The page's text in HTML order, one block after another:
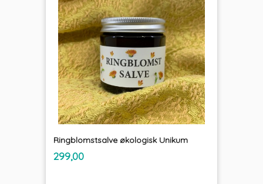
Ringblomstsalve økologisk Unikum
Pris
299,00mva.